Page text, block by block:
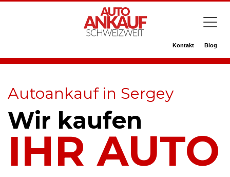
Kontakt Blog
Autoankauf in Sergey
Wir kaufen
IHR AUTO